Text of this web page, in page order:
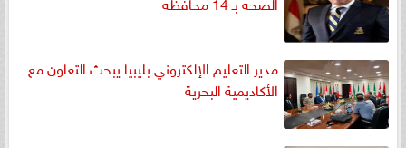
مدير التعليم الإلكتروني بليبيا يبحث التعاون مع
الأكاديمية البحرية